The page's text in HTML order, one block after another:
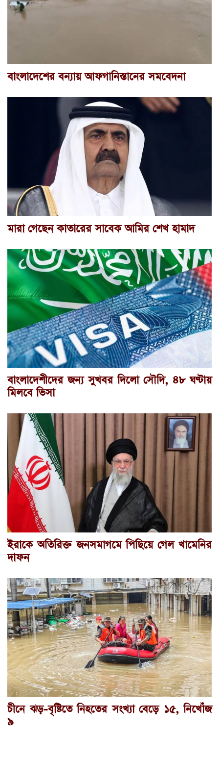
বাংলাদেশের বন্যায় আফগানিস্তানের সমবেদনা
মারা গেছেন কাতারের সাবেক আমির শেখ হামাদ
বাংলাদেশীদের জন্য সুখবর দিলো সৌদি, ৪৮ ঘণ্টায়
মিলবে ভিসা
ইরাকে অতিরিক্ত জনসমাগমে পিছিয়ে গেল খামেনির
দাফন
চীনে ঝড়-বৃষ্টিতে নিহতের সংখ্যা বেড়ে ১৫, নিখোঁজ
৯